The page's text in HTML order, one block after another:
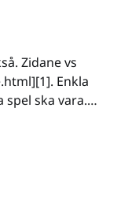
Enkla
ska vara.
lyssna på